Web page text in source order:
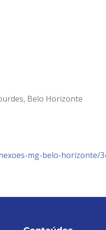
Belo Horizonte
mg-belo-horizonte/